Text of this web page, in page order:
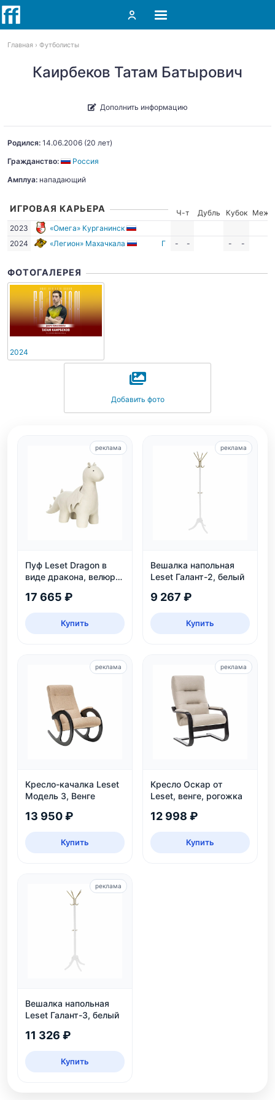
Главная Футболисты
Каирбеков Татам Батырович
Дополнить информацию
Родился: 14.06.2006 (20 лет)
Гражданство:
Россия
Амплуа: нападающий
ИГРОВАЯ КАРЬЕРА Ч-т Дубль Кубок
Межд.
2023
«Омега» Курганинск
2024
«Легион» Махачкала Г - - - -
ФОТОГАЛЕРЕЯ
2024
Добавить фото
Пуф Leset Dragon в
виде дракона, велюр
детской
17 665 ₽
Купить
реклама
Вешалка напольная
Leset Галант-2, белый
9 267 ₽
Купить
реклама
Кресло-качалка Leset
Модель 3, Венге
13 950 ₽
Купить
реклама
Кресло Оскар от
Leset, венге, рогожка
12 998 ₽
Купить
реклама
Вешалка напольная
Leset Галант-3, белый
11 326 ₽
Купить
реклама